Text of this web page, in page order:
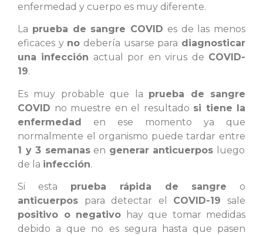
enfermedad y cuerpo es muy diferente.
La prueba de sangre COVID es de las menos
eficaces y no debería usarse para diagnosticar
una infección actual por en virus de COVID-
19.
Es muy probable que la prueba de sangre
COVID no muestre en el resultado si tiene la
enfermedad en ese momento ya que
normalmente el organismo puede tardar entre
1 y 3 semanasen generar anticuerpos luego
de la infección.
Si esta prueba rápida de sangre o
anticuerpos para detectar el COVID-19 sale
positivo o negativo hay que tomar medidas
debido a que no es segura hasta que pasen